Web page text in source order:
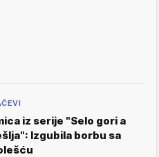
iz serije "Selo gori a
Izgubila borbu sa